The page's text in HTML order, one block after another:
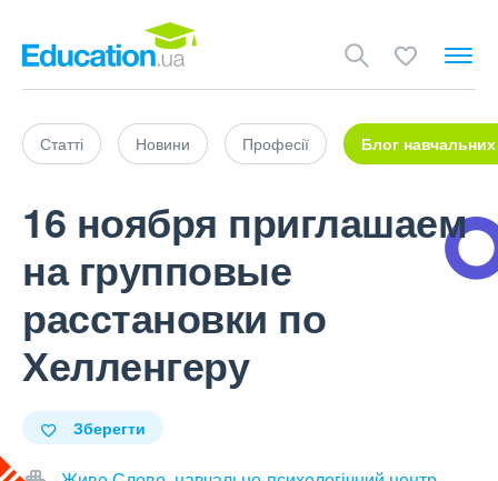
Статті Новини Професії Блог навчальних
16 ноября приглашаем
на групповые
расстановки по
Хелленгеру
Зберегти